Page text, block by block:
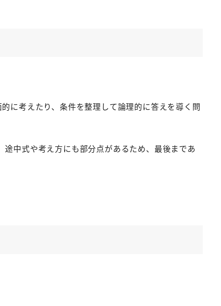
に考えたり、条件を整理して論理的に答えを導く問
中式や考え方にも部分点があるため、最後まであ